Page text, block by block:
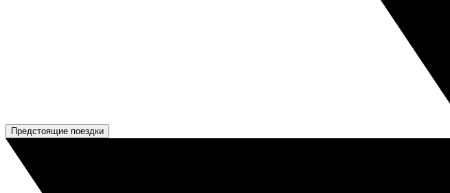
Предстоящие поездки